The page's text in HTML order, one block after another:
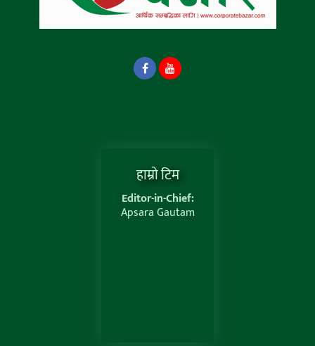
हाम्राे टिम
Editor-in-Chief:
Apsara Gautam